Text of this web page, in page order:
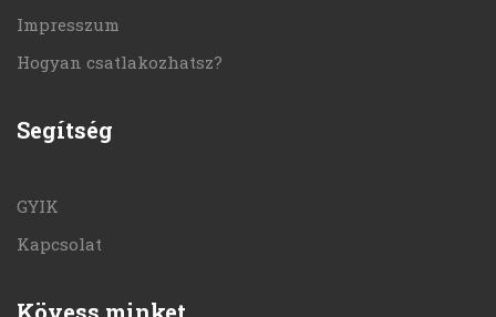
Impresszum
Hogyan csatlakozhatsz?
Segítség
GYIK
Kapcsolat